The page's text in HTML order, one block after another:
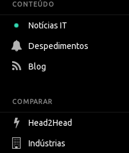
CONTEÚDO
Notícias IT
Despedimentos
Blog
COMPARAR
Head2Head
Indústrias